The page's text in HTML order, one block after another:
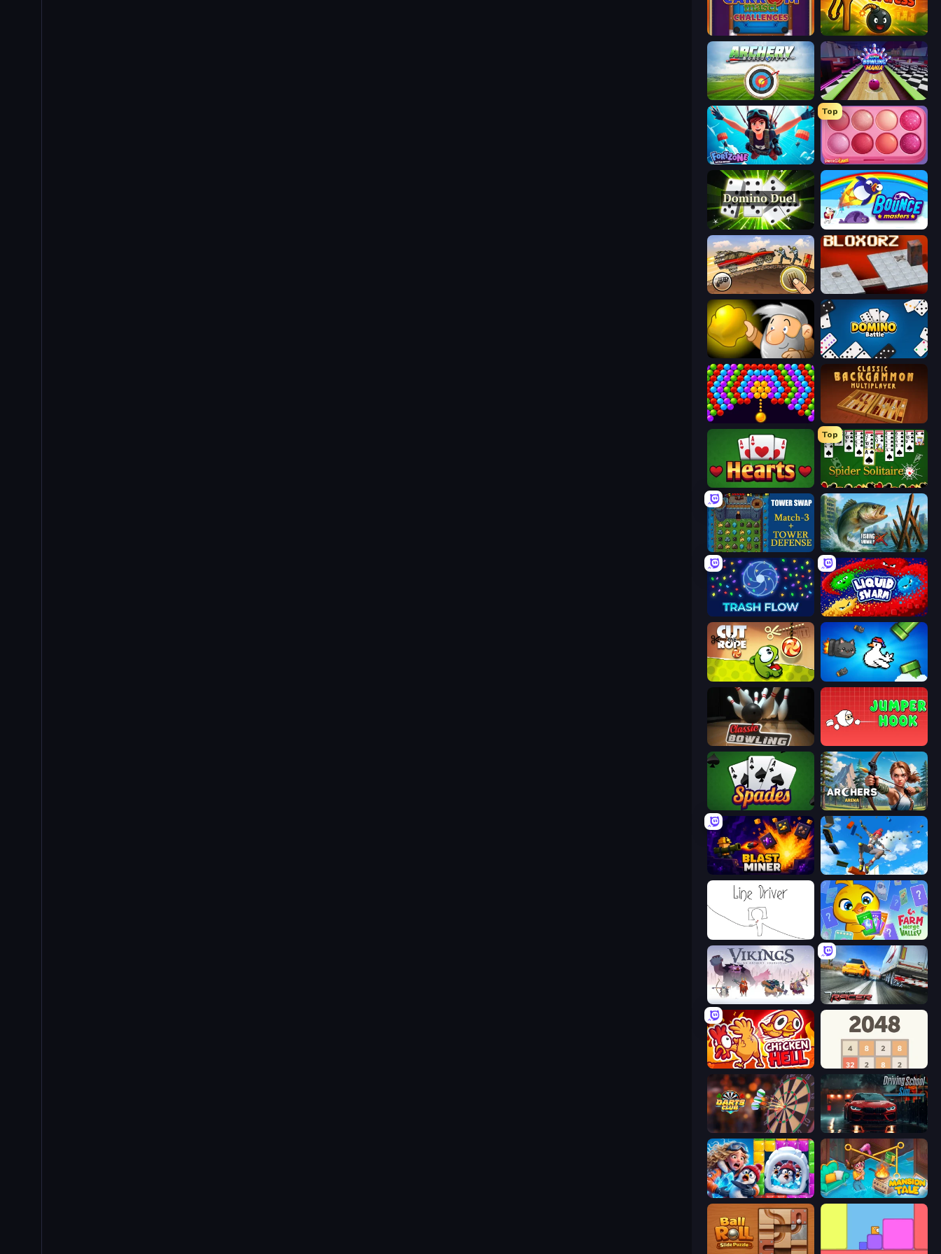
Slingshot Fortress
Archery World Tour Super Bowling Mania
Fortzone Battle Royale
Top
Piece of Cake: Merge and Bake
Domino Duel Bouncemasters
Earn to Die: Zombie Ride Bloxorz
Gold Miner Domino Battle
Bubble Story Backgammon Online
Hearts: Classic
Top
Spider Solitaire
Tower Swap Fishing Anomaly
Trash Flow Liquid Swarm
Cut the Rope Honk
Classic Bowling
Spades Archers Arena
Blast Miner Only Up 3D Parkour: Go Ascend
Farm Merge Valley
Vikings: An Archer's Journey Traffic Racer
Chicken Hell 2048
Darts Club Driving School Simulator
Captain Blast Mansion Tale: Merge Secrets